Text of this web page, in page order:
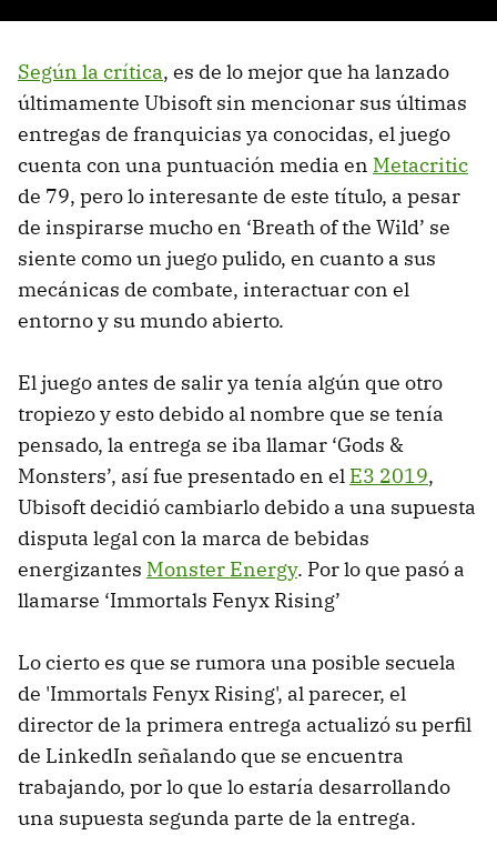
Según la crítica, es de lo mejor que ha lanzado
últimamente Ubisoft sin mencionar sus últimas
entregas de franquicias ya conocidas, el juego
cuenta con una puntuación media en Metacritic
de 79, pero lo interesante de este título, a pesar
de inspirarse mucho en ‘Breath of the Wild’ se
siente como un juego pulido, en cuanto a sus
mecánicas de combate, interactuar con el
entorno y su mundo abierto.
El juego antes de salir ya tenía algún que otro
tropiezo y esto debido al nombre que se tenía
pensado, la entrega se iba llamar ‘Gods &
Monsters’, así fue presentado en el E3 2019,
Ubisoft decidió cambiarlo debido a una supuesta
disputa legal con la marca de bebidas
energizantes Monster Energy. Por lo que pasó a
llamarse ‘Immortals Fenyx Rising’
Lo cierto es que se rumora una posible secuela
de 'Immortals Fenyx Rising', al parecer, el
director de la primera entrega actualizó su perfil
de LinkedIn señalando que se encuentra
trabajando, por lo que lo estaría desarrollando
una supuesta segunda parte de la entrega.